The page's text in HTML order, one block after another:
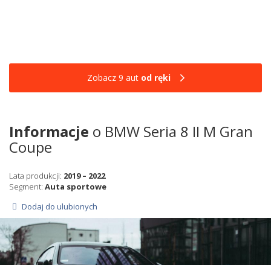
Zobacz 9 aut od ręki
Informacje o BMW Seria 8 II M Gran
Coupe
Lata produkcji: 2019 – 2022
Segment: Auta sportowe
Dodaj do ulubionych